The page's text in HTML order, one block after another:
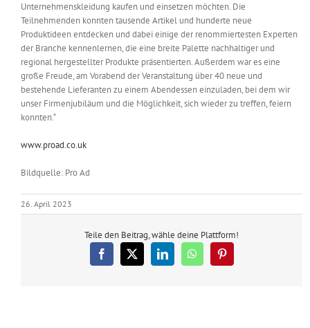
Unternehmenskleidung kaufen und einsetzen möchten. Die
Teilnehmenden konnten tausende Artikel und hunderte neue
Produktideen entdecken und dabei einige der renommiertesten Experten
der Branche kennenlernen, die eine breite Palette nachhaltiger und
regional hergestellter Produkte präsentierten. Außerdem war es eine
große Freude, am Vorabend der Veranstaltung über 40 neue und
bestehende Lieferanten zu einem Abendessen einzuladen, bei dem wir
unser Firmenjubiläum und die Möglichkeit, sich wieder zu treffen, feiern
konnten.“
www.proad.co.uk
Bildquelle: Pro Ad
26. April 2023
Teile den Beitrag, wähle deine Plattform!
Facebook
X LinkedInWhatsAppPinterest